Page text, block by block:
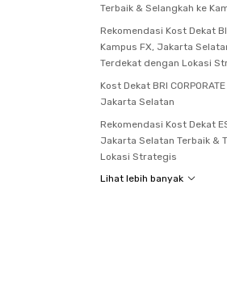
Terbaik & Selangkah ke
Rekomendasi Kost Dekat
Kampus FX, Jakarta
Terdekat dengan Lokasi
Kost Dekat BRI CORPORATE
Jakarta Selatan
Rekomendasi Kost Dekat
Jakarta Selatan Terbaik &
Lokasi Strategis
Lihat lebih banyak